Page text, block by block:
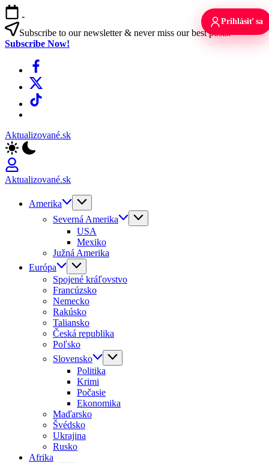
Skip
to
content
-
Subscribe to our newsletter & never miss our best posts.
Subscribe Now!
Facebook
X
TikTok
Aktualizované.sk
Aktualizované.sk
Amerika
Severná Amerika
USA
Mexiko
Južná Amerika
Európa
Spojené kráľovstvo
Francúzsko
Nemecko
Rakúsko
Taliansko
Česká republika
Poľsko
Slovensko
Politika
Krimi
Počasie
Ekonomika
Maďarsko
Švédsko
Ukrajina
Rusko
Afrika
Prihlásiť sa